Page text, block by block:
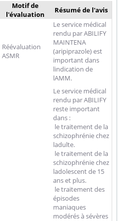
Motif de
l'évaluation
Résumé de l'avis
Réévaluation
ASMR
Le service médical
rendu par ABILIFY
MAINTENA
(aripiprazole) est
important dans
lindication de
lAMM.
Le service médical
rendu par ABILIFY
reste important
dans :
 le traitement de la
schizophrénie chez
ladulte.
 le traitement de la
schizophrénie chez
ladolescent de 15
ans et plus.
 le traitement des
épisodes
maniaques
modérés à sévères